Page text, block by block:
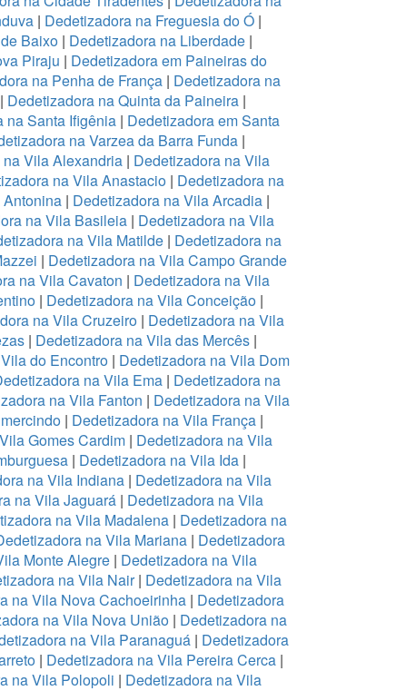
| Dedetizadora na Freguesia do Ó |
Baixo | Dedetizadora na Liberdade |
Piraju | Dedetizadora em Paineiras do
na Penha de França | Dedetizadora na
| Dedetizadora na Quinta da Paineira |
na Santa Ifigênia | Dedetizadora em Santa
na Varzea da Barra Funda|
Vila Alexandria | Dedetizadora na Vila
na Vila Anastacio| Dedetizadora na
| Dedetizadora na Vila Arcadia |
na Vila Basileia | Dedetizadora na Vila
na Vila Matilde| Dedetizadora na
| Dedetizadora na Vila Campo Grande
na Vila Cavaton | Dedetizadora na Vila
| Dedetizadora na Vila Conceição|
na Vila Cruzeiro | Dedetizadora na Vila
| Dedetizadora na Vila das Mercês|
do Encontro | Dedetizadora na Vila Dom
na Vila Ema | Dedetizadora na
na Vila Fanton | Dedetizadora na Vila
| Dedetizadora na Vila França |
Gomes Cardim | Dedetizadora na Vila
| Dedetizadora na Vila Ida|
na Vila Indiana | Dedetizadora na Vila
na Vila Jaguará | Dedetizadora na Vila
na Vila Madalena| Dedetizadora na
na Vila Mariana| Dedetizadora
Monte Alegre| Dedetizadora na Vila
na Vila Nair| Dedetizadora na Vila
na Vila Nova Cachoeirinha| Dedetizadora
na Vila Nova União | Dedetizadora na
na Vila Paranaguá | Dedetizadora
| Dedetizadora na Vila Pereira Cerca |
na Vila Polopoli | Dedetizadora na Vila